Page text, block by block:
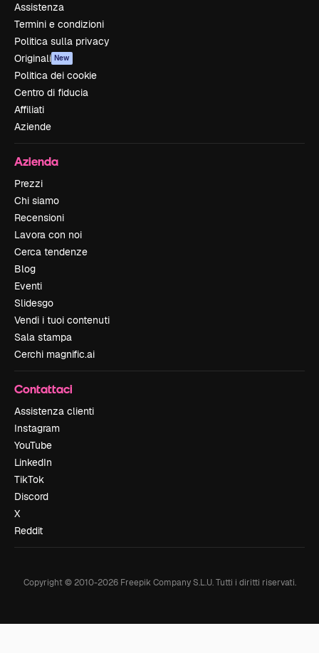
Assistenza
Termini e condizioni
Politica sulla privacy
Originali New
Politica dei cookie
Centro di fiducia
Affiliati
Aziende
Azienda
Prezzi
Chi siamo
Recensioni
Lavora con noi
Cerca tendenze
Blog
Eventi
Slidesgo
Vendi i tuoi contenuti
Sala stampa
Cerchi magnific.ai
Contattaci
Assistenza clienti
Instagram
YouTube
LinkedIn
TikTok
Discord
X
Reddit
Copyright © 2010-2026Freepik Company S.L.U. Tutti i diritti riservati.